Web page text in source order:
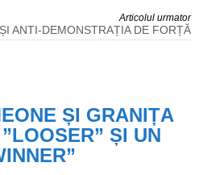
Articolul urmator
ANTI-DEMONSTRAȚIA DE FORȚĂ
ȘI GRANIȚA
ȘI UN